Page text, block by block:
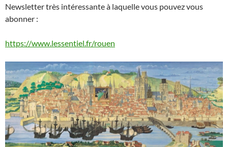
Newsletter très intéressante à laquelle vous pouvez vous
abonner :
https://www.lessentiel.fr/rouen